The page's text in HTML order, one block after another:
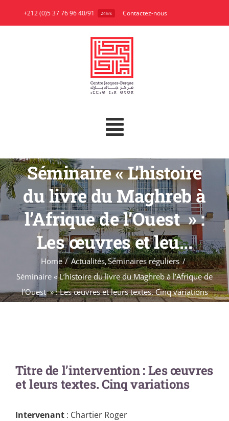
to
+212 (0)5 37 76 96 40/91 24hrs Contactez-nous
Toggle
Navigation
A propos
Recherche
Publications
Bibliothèque
Formations
Évènements
Appels
Agenda
Séminaire « L’histoire
du livre du Maghreb à
l’Afrique de l’Ouest » :
Les œuvres et leu...
Home Actualités Séminaires réguliers
Séminaire « L’histoire du livre du Maghreb à l’Afrique de
l’Ouest » : Les œuvres et leurs textes. Cinq variations
Titre de l’intervention: Les œuvres
et leurs textes. Cinq variations
Intervenant: Chartier Roger